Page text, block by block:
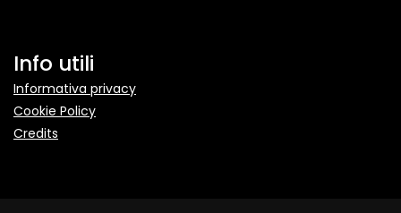
Info utili
Informativa privacy
Cookie Policy
Credits